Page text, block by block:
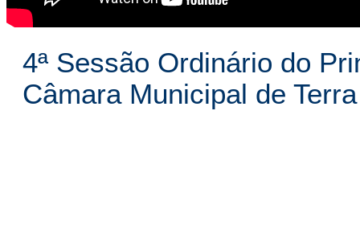
4ª Sessão Ordinário do
Câmara Municipal de